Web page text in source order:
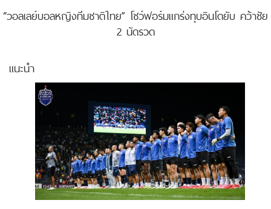
“วอลเลย์บอลหญิงทีมชาติไทย” โชว์ฟอร์มแกร่งทุบอินโดยับ คว้าชัย
2 นัดรวด
แนะนำ